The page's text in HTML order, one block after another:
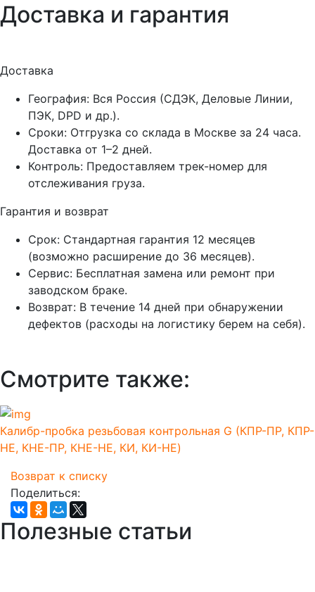
Доставка и гарантия
Доставка
География: Вся Россия (СДЭК, Деловые Линии,
ПЭК, DPD и др.).
Сроки: Отгрузка со склада в Москве за 24 часа.
Доставка от 1–2 дней.
Контроль: Предоставляем трек-номер для
отслеживания груза.
Гарантия и возврат
Срок: Стандартная гарантия 12 месяцев
(возможно расширение до 36 месяцев).
Сервис: Бесплатная замена или ремонт при
заводском браке.
Возврат: В течение 14 дней при обнаружении
дефектов (расходы на логистику берем на себя).
Смотрите также:
Калибр-пробка резьбовая контрольная G (КПР-ПР, КПР-
НЕ, КНЕ-ПР, КНЕ-НЕ, КИ, КИ-НЕ)
Возврат к списку
Поделиться:
Полезные статьи